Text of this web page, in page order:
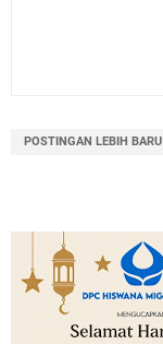
POSTINGAN LEBIH BARU